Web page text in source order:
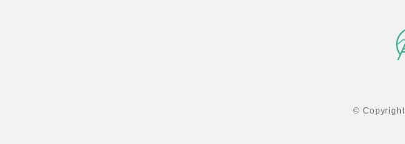
© Copyright